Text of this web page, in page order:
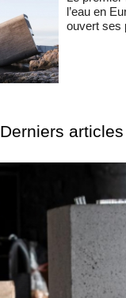
l’eau en
ouvert ses
Derniers articles